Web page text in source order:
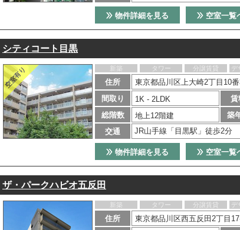
空室一覧
物件詳細を見る
シティコート目黒
新築 タワー 分譲賃貸 デ
住所
東京都品川区上大崎2丁目10
間取り
1K - 2LDK 賃
総階数
地上12階建 築
交通
JR山手線「目黒駅」徒歩2分
空室一覧
物件詳細を見る
ザ・パークハビオ五反田
新築 タワー 分譲賃貸 デ
住所
東京都品川区西五反田2丁目